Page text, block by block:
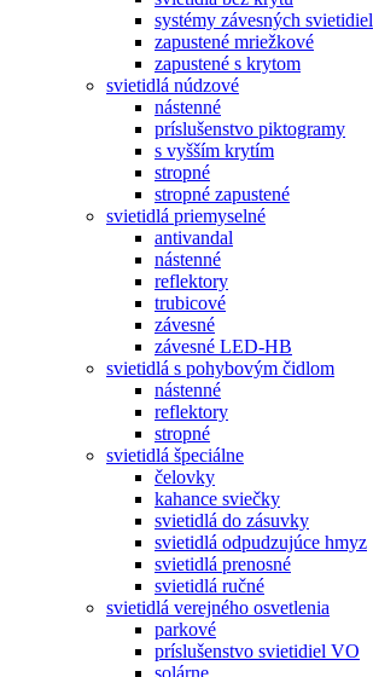
systémy závesných svietidiel
zapustené mriežkové
zapustené s krytom
svietidlá núdzové
nástenné
príslušenstvo piktogramy
s vyšším krytím
stropné
stropné zapustené
svietidlá priemyselné
antivandal
nástenné
reflektory
trubicové
závesné
závesné LED-HB
svietidlá s pohybovým čidlom
nástenné
reflektory
stropné
svietidlá špeciálne
čelovky
kahance sviečky
svietidlá do zásuvky
svietidlá odpudzujúce hmyz
svietidlá prenosné
svietidlá ručné
svietidlá verejného osvetlenia
parkové
príslušenstvo svietidiel VO
solárne